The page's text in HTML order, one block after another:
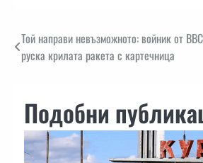
Навигация
Той направи невъзможното: войник от
руска крилата ракета с картечница
Подобни